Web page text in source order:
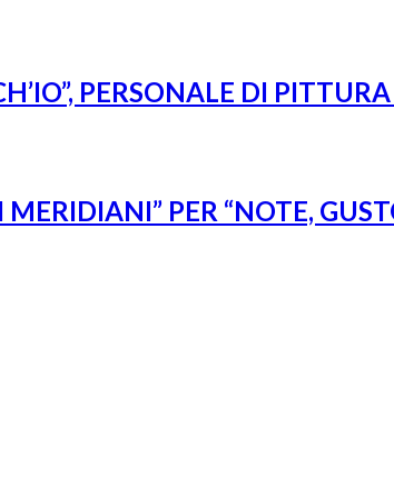
PERSONALE DI
PER “NOTE,